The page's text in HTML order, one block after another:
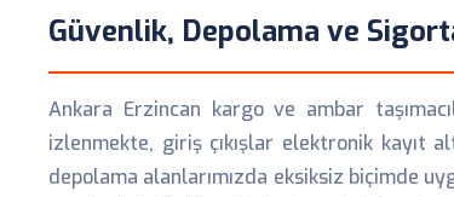
Güvenlik, Depolama ve
Ankara Erzincan kargo ve ambar
izlenmekte, giriş çıkışlar elektronik kayıt
depolama alanlarımızda eksiksiz biçimde